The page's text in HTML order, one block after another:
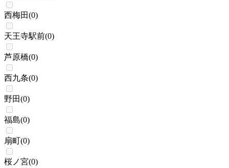
西梅田(0)
天王寺駅前(0)
芦原橋(0)
西九条(0)
野田(0)
福島(0)
扇町(0)
桜ノ宮(0)